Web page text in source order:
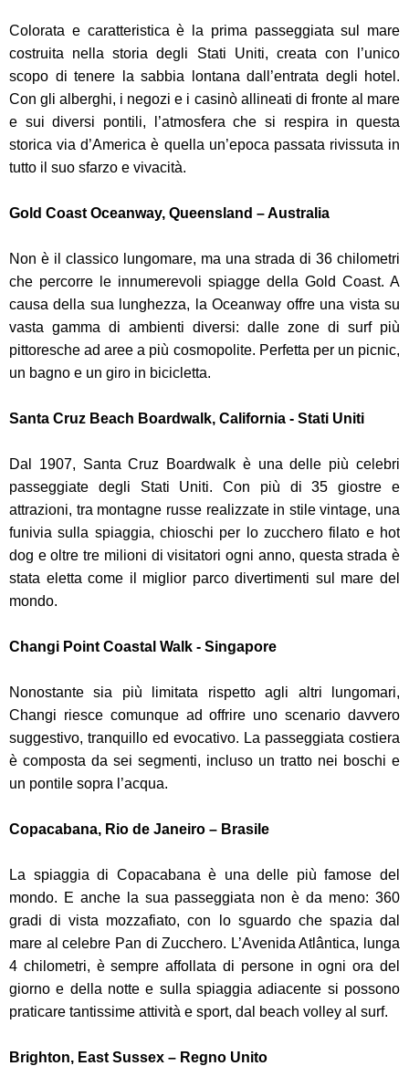
Colorata e caratteristica è la prima passeggiata sul mare
costruita nella storia degli Stati Uniti, creata con l’unico
scopo di tenere la sabbia lontana dall’entrata degli hotel.
Con gli alberghi, i negozi e i casinò allineati di fronte al mare
e sui diversi pontili, l’atmosfera che si respira in questa
storica via d’America è quella un’epoca passata rivissuta in
tutto il suo sfarzo e vivacità.
Gold Coast Oceanway, Queensland – Australia
Non è il classico lungomare, ma una strada di 36 chilometri
che percorre le innumerevoli spiagge della Gold Coast. A
causa della sua lunghezza, la Oceanway offre una vista su
vasta gamma di ambienti diversi: dalle zone di surf più
pittoresche ad aree a più cosmopolite. Perfetta per un picnic,
un bagno e un giro in bicicletta.
Santa Cruz Beach Boardwalk, California - Stati Uniti
Dal 1907, Santa Cruz Boardwalk è una delle più celebri
passeggiate degli Stati Uniti. Con più di 35 giostre e
attrazioni, tra montagne russe realizzate in stile vintage, una
funivia sulla spiaggia, chioschi per lo zucchero filato e hot
dog e oltre tre milioni di visitatori ogni anno, questa strada è
stata eletta come il miglior parco divertimenti sul mare del
mondo.
Changi Point Coastal Walk - Singapore
Nonostante sia più limitata rispetto agli altri lungomari,
Changi riesce comunque ad offrire uno scenario davvero
suggestivo, tranquillo ed evocativo. La passeggiata costiera
è composta da sei segmenti, incluso un tratto nei boschi e
un pontile sopra l’acqua.
Copacabana, Rio de Janeiro – Brasile
La spiaggia di Copacabana è una delle più famose del
mondo. E anche la sua passeggiata non è da meno: 360
gradi di vista mozzafiato, con lo sguardo che spazia dal
mare al celebre Pan di Zucchero. L’Avenida Atlântica, lunga
4 chilometri, è sempre affollata di persone in ogni ora del
giorno e della notte e sulla spiaggia adiacente si possono
praticare tantissime attività e sport, dal beach volley al surf.
Brighton, East Sussex – Regno Unito